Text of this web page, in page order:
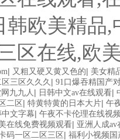
韩欧美精品
区在线,欧
| 又粗又硬又黄又色的| 美女精
三区久久久 | 91口爆吞精国产
九九人| 日韩中文av在线观看|
二区| 特黄特黄的日本大片| 午
文字幕| 午夜不卡伦理在线视
在线免费视频观看| 亚洲人成av
码一区二区三区 | 福利小视频国